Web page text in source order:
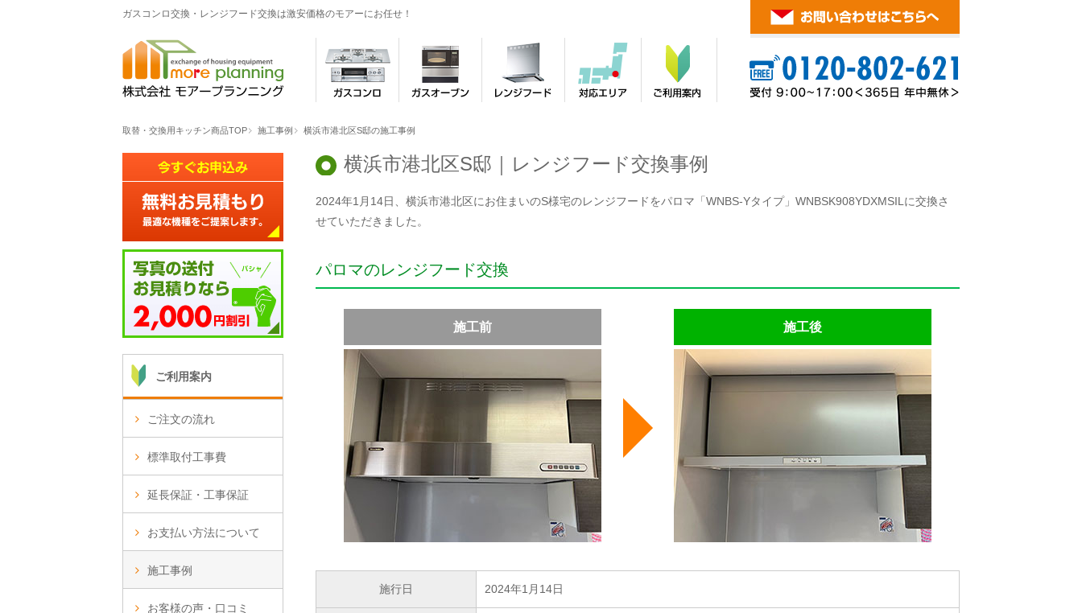
ガスコンロ交換・レンジフード交換は激安価格のモアーにお任せ！
取替・交換用キッチン商品TOP 施工事例 横浜市港北区S邸の施工事例
横浜市港北区S邸｜レンジフード交換事例
2024年1月14日、横浜市港北区にお住まいのS様宅のレンジフードをパロマ「WNBS-Yタイプ」WNBSK908YDXMSILに交換さ
せていただきました。
パロマのレンジフード交換
施工前 施工後
施行日 2024年1月14日
ご利用案内
ご注文の流れ
標準取付工事費
延長保証・工事保証
お支払い方法について
施工事例
お客様の声・口コミ